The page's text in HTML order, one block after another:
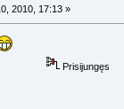
2010, 17:13 »
Prisijungęs